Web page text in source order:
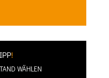
!
WÄHLEN